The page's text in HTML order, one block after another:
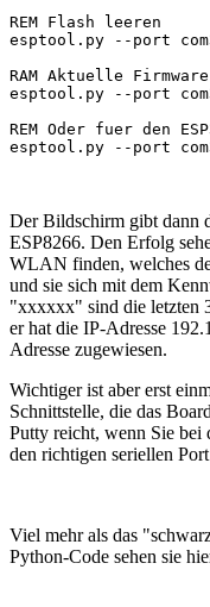
REM Flash leeren
esptool.py --port
RAM Aktuelle
esptool.py --port
REM Oder fuer den
esptool.py --port
Der Bildschirm gibt dann
ESP8266. Den Erfolg
WLAN finden, welches
und sie sich mit dem
"xxxxxx" sind die letzten
er hat die IP-Adresse
Adresse zugewiesen.
Wichtiger ist aber erst
Schnittstelle, die das
Putty reicht, wenn Sie bei
den richtigen seriellen
Viel mehr als das
Python-Code sehen sie